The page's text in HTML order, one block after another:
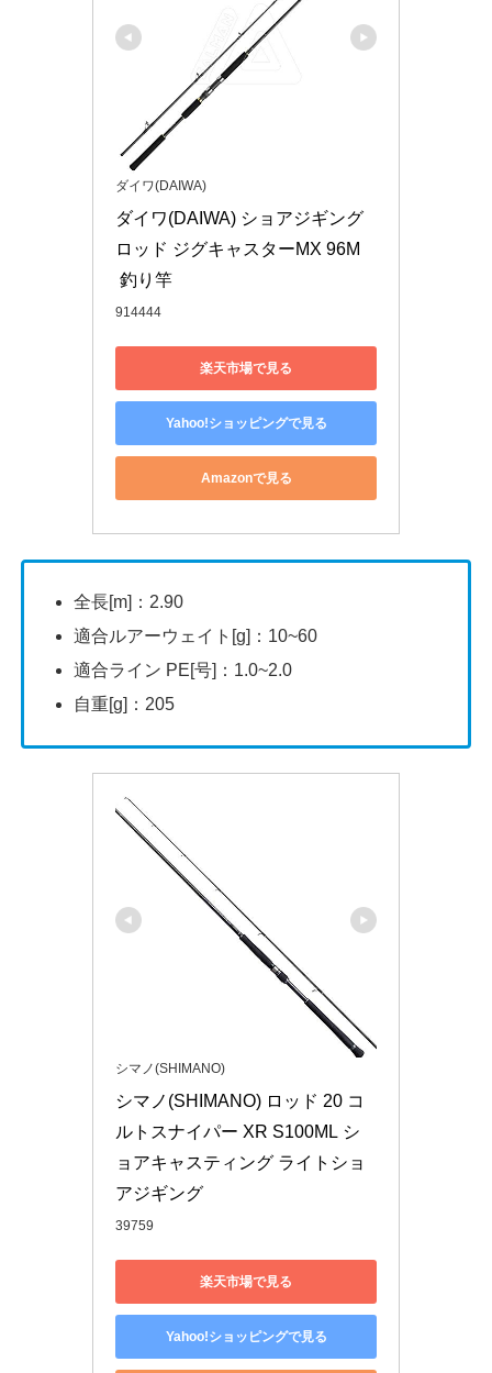
ダイワ(DAIWA)
ダイワ(DAIWA) ショアジギング
ロッド ジグキャスターMX 96M
釣り竿
914444
楽天市場で見る
Yahoo!ショッピングで見る
Amazonで見る
全長[m]：2.90
適合ルアーウェイト[g]：10~60
適合ライン PE[号]：1.0~2.0
自重[g]：205
シマノ(SHIMANO)
シマノ(SHIMANO) ロッド 20 コ
ルトスナイパー XR S100ML シ
ョアキャスティング ライトショ
アジギング
39759
楽天市場で見る
Yahoo!ショッピングで見る